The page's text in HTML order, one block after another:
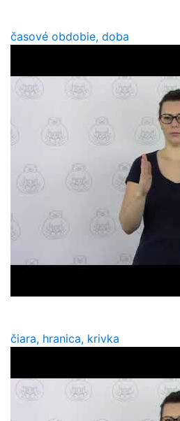
časové obdobie, doba
čiara, hranica, krivka